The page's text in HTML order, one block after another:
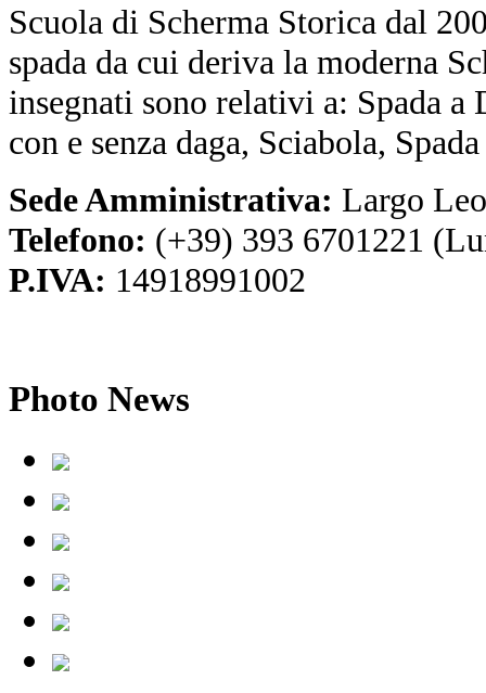
Scuola di Scherma Storica dal
spada da cui deriva la moderna
insegnati sono relativi a: Spada a
con e senza daga, Sciabola,
Sede Amministrativa: Largo
Telefono: (+39) 393 6701221
P.IVA: 14918991002
Photo News